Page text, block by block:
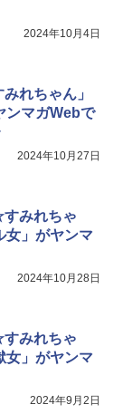
2024年10月4日
れちゃん」
ンマガWebで
2024年10月27日
すみれちゃ
女」がヤンマ
2024年10月28日
すみれちゃ
女」がヤンマ
2024年9月2日